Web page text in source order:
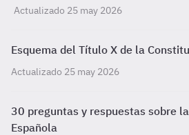
Actualizado 25 may 2026
Esquema del Título X de la
Actualizado 25 may 2026
30 preguntas y respuestas sobre
Española